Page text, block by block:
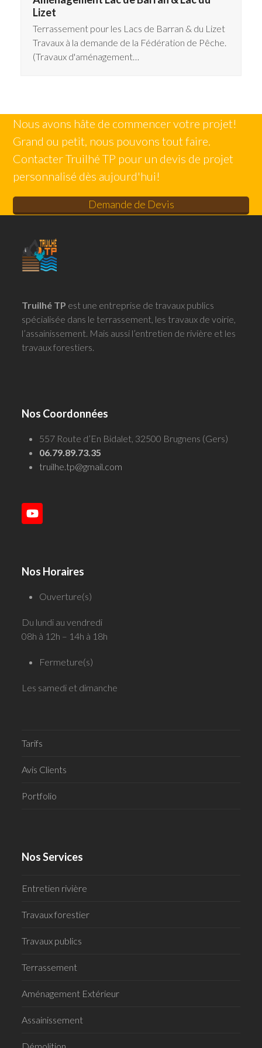
Lizet
Terrassement pour les Lacs de Barran & du Lizet
Travaux à la demande de la Fédération de Pêche.
(Travaux d'aménagement…
Nous avons hâte de commencer votre projet!
Grand ou petit, nous pouvons tout faire.
Contacter Truilhé TP pour un devis de projet
personnalisé dès aujourd'hui!
Demande de Devis
Truilhé TP est une entreprise de travaux publics
spécialisée dans le terrassement, les travaux de voirie,
l’assainissement. Mais aussi l’entretien de rivière et les
travaux forestiers.
Nos Coordonnées
557 Route d’En Bidalet, 32500 Brugnens (Gers)
06.79.89.73.35
truilhe.tp@gmail.com
YouTube
Nos Horaires
Ouverture(s)
Du lundi au vendredi
08h à 12h – 14h à 18h
Fermeture(s)
Les samedi et dimanche
Tarifs
Avis Clients
Portfolio
Nos Services
Entretien rivière
Travaux forestier
Travaux publics
Terrassement
Aménagement Extérieur
Assainissement